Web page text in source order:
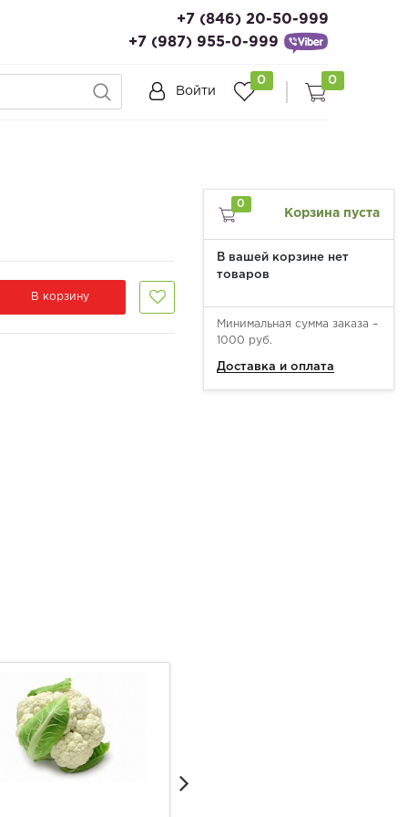
+7 (846) 20-50-999
+7 (987) 955-0-999
Войти
0 0
В корзину
0
Корзина пуста
В вашей корзине нет
товаров
Минимальная сумма заказа –
1000 руб.
Доставка и оплата